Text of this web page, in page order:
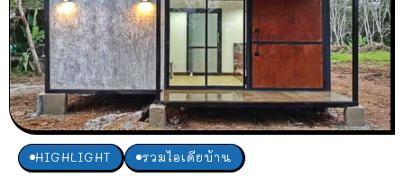
HIGHLIGHT รวมไอเดียบ้าน